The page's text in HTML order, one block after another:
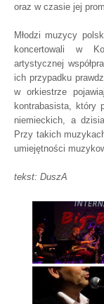
oraz w czasie jej
Młodzi muzycy
koncertowali w
artystycznej
ich przypadku
w orkiestrze
kontrabasista, który
niemieckich, a
Przy takich
umiejętności
tekst: DuszA